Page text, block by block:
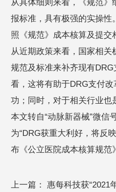
从具体细则来看，《规范》
报标准，具有极强的实操性
照《规范》成本核算及提交
从近期政策来看，国家相关
规范及标准来补齐现有
看，这将有助于DRG支付
功；同时，对于相关行业也
本文转自“动脉新器械”微信
为“DRG获重大利好，将反
布《公立医院成本核算规范
上一篇：惠每科技获“2021